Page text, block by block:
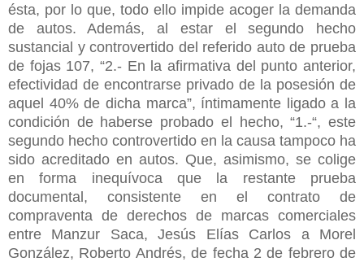
ésta, por lo que, todo ello impide acoger la demanda
de autos. Además, al estar el segundo hecho
sustancial y controvertido del referido auto de prueba
de fojas 107, “2.- En la afirmativa del punto anterior,
efectividad de encontrarse privado de la posesión de
aquel 40% de dicha marca”, íntimamente ligado a la
condición de haberse probado el hecho, “1.-“, este
segundo hecho controvertido en la causa tampoco ha
sido acreditado en autos. Que, asimismo, se colige
en forma inequívoca que la restante prueba
documental, consistente en el contrato de
compraventa de derechos de marcas comerciales
entre Manzur Saca, Jesús Elías Carlos a Morel
González, Roberto Andrés, de fecha 2 de febrero de